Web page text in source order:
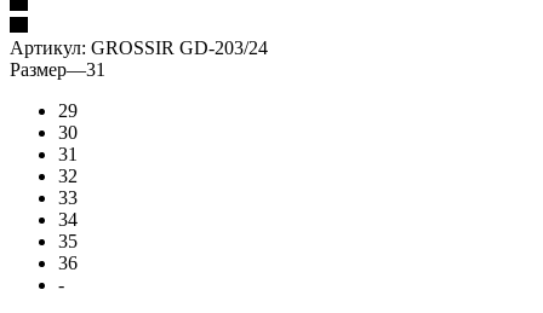
Артикул: GROSSIR GD-203/24
Размер—31
29
30
31
32
33
34
35
36
-